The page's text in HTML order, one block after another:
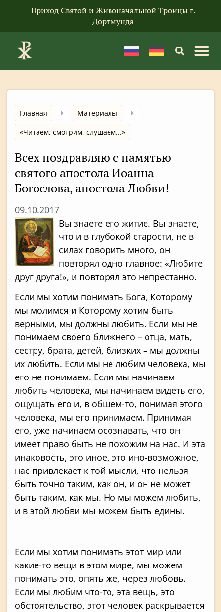
Приход Святой и Живоначальной Троицы г.
Дортмунда
Главная
Материалы
«Читаем, смотрим, слушаем...»
Всех поздравляю с памятью
святого апостола Иоанна
Богослова, апостола Любви!
09.10.2017
Вы знаете его житие. Вы знаете,
что и в глубокой старости, не в
силах говорить много, он
повторял одно главное: «Любите
друг друга!», и повторял это непрестанно.
Если мы хотим понимать Бога, Которому
мы молимся и Которому хотим быть
верными, мы должны любить. Если мы не
понимаем своего ближнего – отца, мать,
сестру, брата, детей, близких – мы должны
их любить. Если мы не любим человека, мы
его не понимаем. Если мы начинаем
любить человека, мы начинаем видеть его,
ощущать его и, в общем-то, понимая этого
человека, мы его принимаем. Принимая
его, уже начинаем осознавать, что он
имеет право быть не похожим на нас. И эта
инаковость, это иное, это ино-возможное,
нас привлекает к той мысли, что нельзя
быть точно таким, как он, и он не может
быть таким, как мы. Но мы можем любить,
и в этой любви мы можем быть едины.
Если мы хотим понимать этот мир или
какие-то вещи в этом мире, мы можем
понимать это, опять же, через любовь.
Если мы любим что-то, эта вещь, это
обстоятельство, этот человек раскрывается